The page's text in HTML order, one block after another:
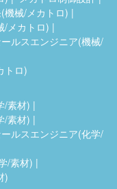
機械/メカトロ)
/メカトロ)
ルスエンジニア(機械/
トロ)
/素材)
/素材)
ルスエンジニア(化学/
/素材)
)